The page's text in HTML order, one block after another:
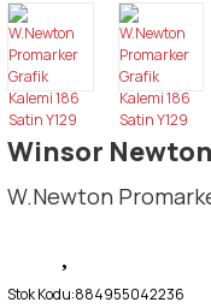
Winsor Newton
W.Newton
Stok Kodu:884955042236